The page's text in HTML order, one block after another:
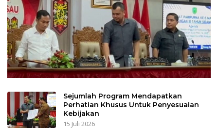
Sejumlah Program Mendapatkan
Perhatian Khusus Untuk Penyesuaian
Kebijakan
15 Juli 2026